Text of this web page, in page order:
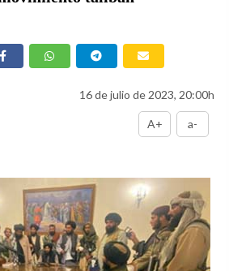
16 de julio de 2023, 20:00h
A+ a-